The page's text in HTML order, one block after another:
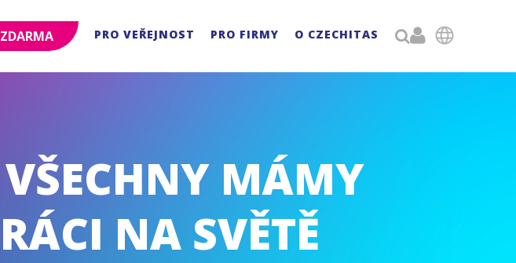
PRO VEŘEJNOST PRO FIRMY O CZECHITAS 
MÁMY
NA SVĚTĚ